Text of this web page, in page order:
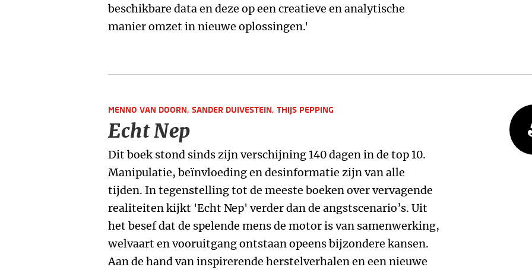
beschikbare data en deze op een creatieve en analytische
manier omzet in nieuwe oplossingen.'
MENNO VAN DOORN, SANDER DUIVESTEIN, THIJS PEPPING
Echt Nep
Dit boek stond sinds zijn verschijning 140 dagen in de top 10.
Manipulatie, beïnvloeding en desinformatie zijn van alle
tijden. In tegenstelling tot de meeste boeken over vervagende
realiteiten kijkt 'Echt Nep' verder dan de angstscenario’s. Uit
het besef dat de spelende mens de motor is van samenwerking,
welvaart en vooruitgang ontstaan opeens bijzondere kansen.
Aan de hand van inspirerende herstelverhalen en een nieuwe